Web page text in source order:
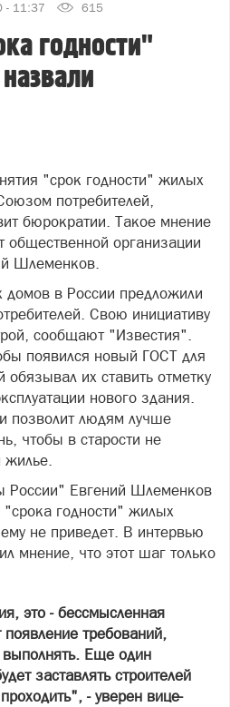
- 11:37 615
годности"
"срок годности" жилых
потребителей,
бюрократии. Такое мнение
общественной организации
Шлеменков.
в России предложили
Свою инициативу
сообщают "Известия".
появился новый ГОСТ для
их ставить отметку
нового здания.
позволит людям лучше
чтобы в старости не
жилье.
России" Евгений Шлеменков
"срока годности" жилых
не приведет. В интервью
мнение, что этот шаг только
это - бессмысленная
требований,
выполнять. Еще один
заставлять строителей
- уверен вице-